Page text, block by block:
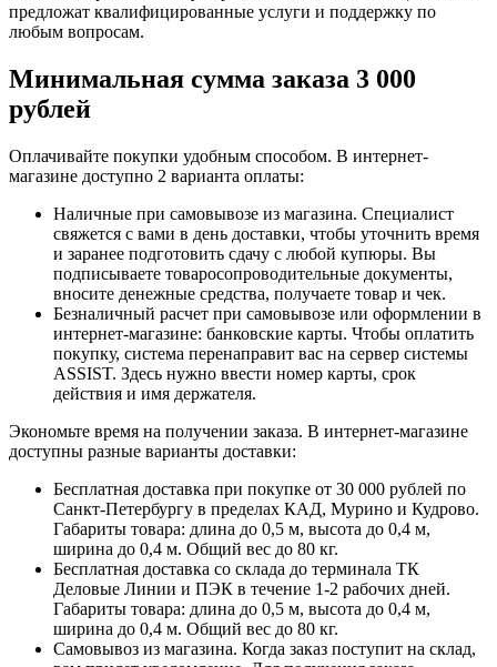
предложат квалифицированные услуги и поддержку по
любым вопросам.
Минимальная сумма заказа 3 000
рублей
Оплачивайте покупки удобным способом. В интернет-
магазине доступно 2 варианта оплаты:
Наличные при самовывозе из магазина. Специалист
свяжется с вами в день доставки, чтобы уточнить время
и заранее подготовить сдачу с любой купюры. Вы
подписываете товаросопроводительные документы,
вносите денежные средства, получаете товар и чек.
Безналичный расчет при самовывозе или оформлении в
интернет-магазине: банковские карты. Чтобы оплатить
покупку, система перенаправит вас на сервер системы
ASSIST. Здесь нужно ввести номер карты, срок
действия и имя держателя.
Экономьте время на получении заказа. В интернет-магазине
доступны разные варианты доставки:
Бесплатная доставка при покупке от 30 000 рублей по
Санкт-Петербургу в пределах КАД, Мурино и Кудрово.
Габариты товара: длина до 0,5 м, высота до 0,4 м,
ширина до 0,4 м. Общий вес до 80 кг.
Бесплатная доставка со склада до терминала ТК
Деловые Линии и ПЭК в течение 1-2 рабочих дней.
Габариты товара: длина до 0,5 м, высота до 0,4 м,
ширина до 0,4 м. Общий вес до 80 кг.
Самовывоз из магазина. Когда заказ поступит на склад,